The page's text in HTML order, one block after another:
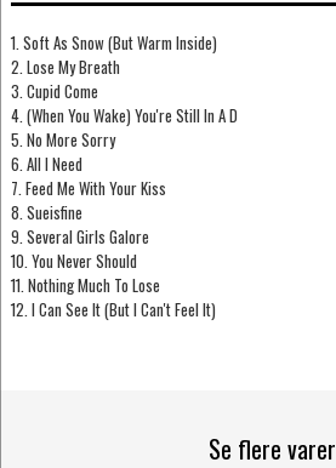
1. Soft As Snow (But Warm Inside)
2. Lose My Breath
3. Cupid Come
4. (When You Wake) You're Still In A D
5. No More Sorry
6. All I Need
7. Feed Me With Your Kiss
8. Sueisfine
9. Several Girls Galore
10. You Never Should
11. Nothing Much To Lose
12. I Can See It (But I Can't Feel It)
Se flere varer